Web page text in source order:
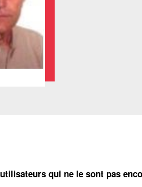
qui ne le sont pas